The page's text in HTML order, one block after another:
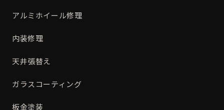
アルミホイール修理
内装修理
天井張替え
ガラスコーティング
板金塗装